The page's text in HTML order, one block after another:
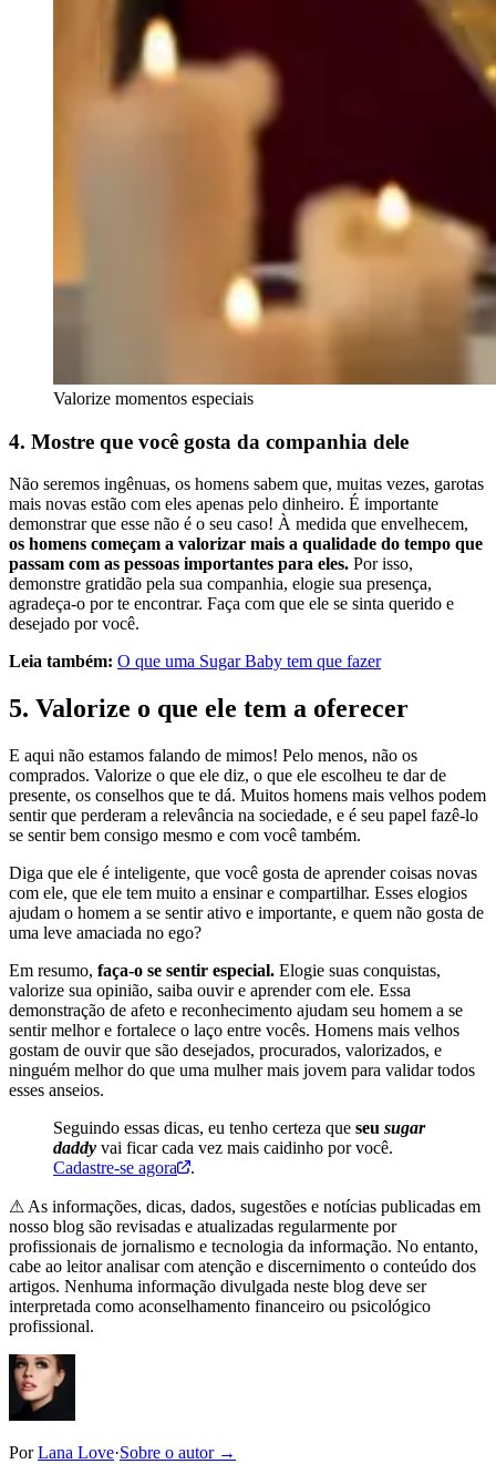
Valorize momentos especiais
4. Mostre que você gosta da companhia dele
Não seremos ingênuas, os homens sabem que, muitas vezes, garotas
mais novas estão com eles apenas pelo dinheiro. É importante
demonstrar que esse não é o seu caso! À medida que envelhecem,
os homens começam a valorizar mais a qualidade do tempo que
passam com as pessoas importantes para eles. Por isso,
demonstre gratidão pela sua companhia, elogie sua presença,
agradeça-o por te encontrar. Faça com que ele se sinta querido e
desejado por você.
Leia também: O que uma Sugar Baby tem que fazer
5. Valorize o que ele tem a oferecer
E aqui não estamos falando de mimos! Pelo menos, não os
comprados. Valorize o que ele diz, o que ele escolheu te dar de
presente, os conselhos que te dá. Muitos homens mais velhos podem
sentir que perderam a relevância na sociedade, e é seu papel fazê-lo
se sentir bem consigo mesmo e com você também.
Diga que ele é inteligente, que você gosta de aprender coisas novas
com ele, que ele tem muito a ensinar e compartilhar. Esses elogios
ajudam o homem a se sentir ativo e importante, e quem não gosta de
uma leve amaciada no ego?
Em resumo, faça-o se sentir especial. Elogie suas conquistas,
valorize sua opinião, saiba ouvir e aprender com ele. Essa
demonstração de afeto e reconhecimento ajudam seu homem a se
sentir melhor e fortalece o laço entre vocês. Homens mais velhos
gostam de ouvir que são desejados, procurados, valorizados, e
ninguém melhor do que uma mulher mais jovem para validar todos
esses anseios.
Seguindo essas dicas, eu tenho certeza que seu sugar
daddy vai ficar cada vez mais caidinho por você.
Cadastre-se agora
.
⚠ As informações, dicas, dados, sugestões e notícias publicadas em
nosso blog são revisadas e atualizadas regularmente por
profissionais de jornalismo e tecnologia da informação. No entanto,
cabe ao leitor analisar com atenção e discernimento o conteúdo dos
artigos. Nenhuma informação divulgada neste blog deve ser
interpretada como aconselhamento financeiro ou psicológico
profissional.
PorLana Love·Sobre o autor →